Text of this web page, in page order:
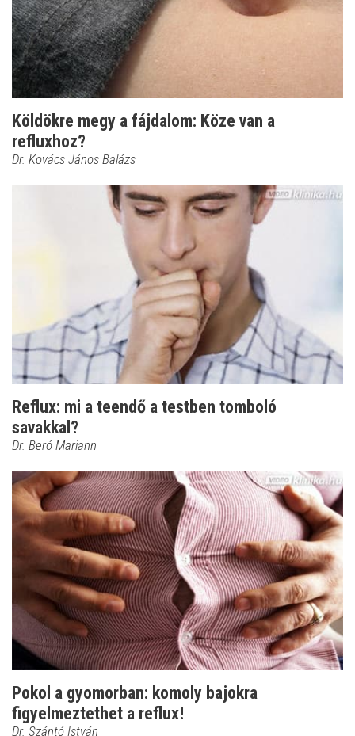
Köldökre megy a fájdalom: Köze van a
refluxhoz?
Dr. Kovács János Balázs
Reflux: mi a teendő a testben tomboló
savakkal?
Dr. Beró Mariann
Pokol a gyomorban: komoly bajokra
figyelmeztethet a reflux!
Dr. Szántó István